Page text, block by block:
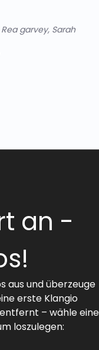
garvey, Sarah
an -
aus und überzeuge
erste Klangio
– wähle eine
loszulegen: